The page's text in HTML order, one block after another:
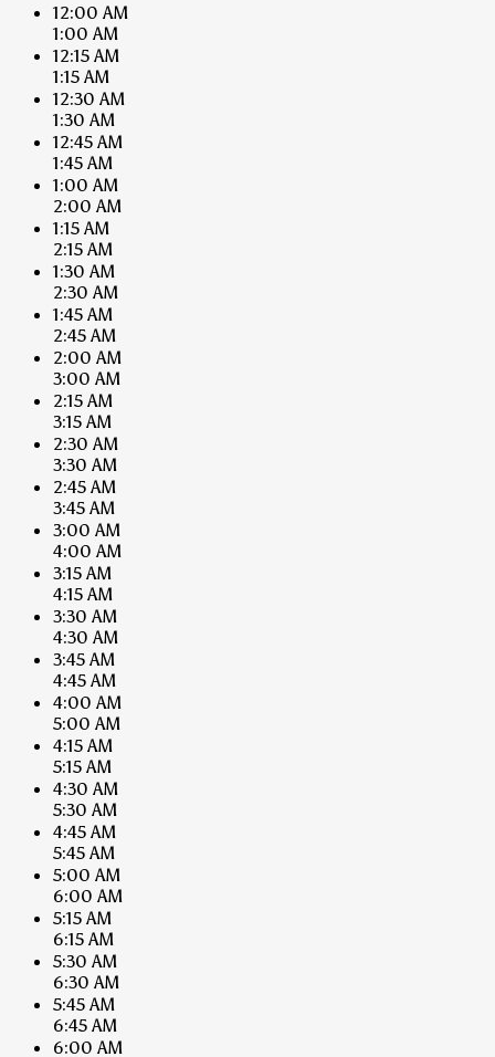
12:00 AM
1:00 AM
12:15 AM
1:15 AM
12:30 AM
1:30 AM
12:45 AM
1:45 AM
1:00 AM
2:00 AM
1:15 AM
2:15 AM
1:30 AM
2:30 AM
1:45 AM
2:45 AM
2:00 AM
3:00 AM
2:15 AM
3:15 AM
2:30 AM
3:30 AM
2:45 AM
3:45 AM
3:00 AM
4:00 AM
3:15 AM
4:15 AM
3:30 AM
4:30 AM
3:45 AM
4:45 AM
4:00 AM
5:00 AM
4:15 AM
5:15 AM
4:30 AM
5:30 AM
4:45 AM
5:45 AM
5:00 AM
6:00 AM
5:15 AM
6:15 AM
5:30 AM
6:30 AM
5:45 AM
6:45 AM
6:00 AM